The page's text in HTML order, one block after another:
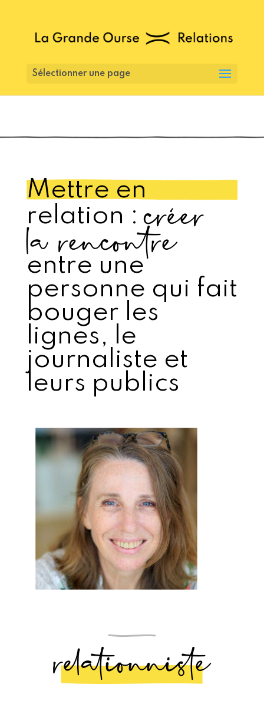
Sélectionner une page
Mettre en
relation :créer
la rencontre
entre une
personne qui fait
bouger les
lignes, le
journaliste et
leurs publics
relationniste